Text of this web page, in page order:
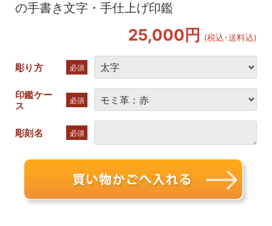
の手書き文字・手仕上げ印鑑
25,000円 (税込･送料込)
彫り方 必須
印鑑ケー
ス
必須
彫刻名 必須